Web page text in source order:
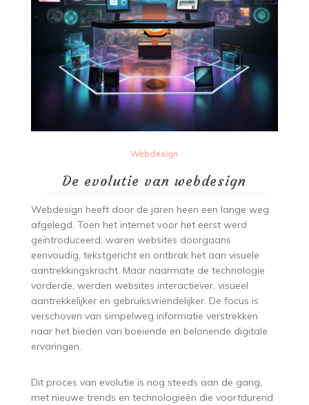
Webdesign
De evolutie van webdesign
Webdesign heeft door de jaren heen een lange weg
afgelegd. Toen het internet voor het eerst werd
geïntroduceerd, waren websites doorgaans
eenvoudig, tekstgericht en ontbrak het aan visuele
aantrekkingskracht. Maar naarmate de technologie
vorderde, werden websites interactiever, visueel
aantrekkelijker en gebruiksvriendelijker. De focus is
verschoven van simpelweg informatie verstrekken
naar het bieden van boeiende en belonende digitale
ervaringen.
Dit proces van evolutie is nog steeds aan de gang,
met nieuwe trends en technologieën die voortdurend